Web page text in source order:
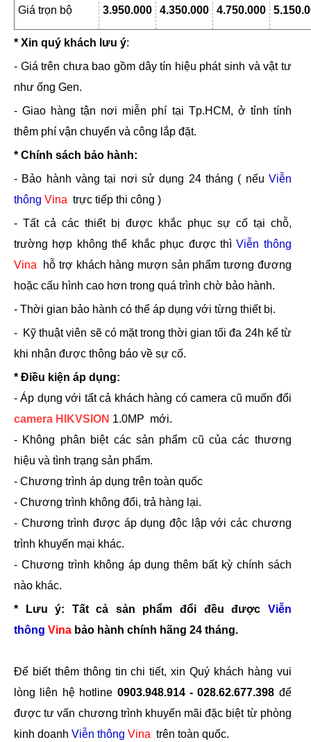
Giá trọn bộ 3.950.000 4.350.000 4.750.000
* Xin quý khách lưu ý:
- Giá trên chưa bao gồm dây tín hiệu phát sinh và vật tư
như ống Gen.
- Giao hàng tận nơi miễn phí tại Tp.HCM, ở tỉnh tính
thêm phí vận chuyển và công lắp đặt.
* Chính sách bảo hành:
- Bảo hành vàng tại nơi sử dụng 24 tháng ( nếu Viễn
thông Vina trực tiếp thi công )
- Tất cả các thiết bị được khắc phục sự cố tại chỗ,
trường hợp không thể khắc phục được thìViễn thông
Vina hỗ trợ khách hàng mượn sản phẩm tương đương
hoặc cấu hình cao hơn trong quá trình chờ bảo hành.
- Thời gian bảo hành có thể áp dụng với từng thiết bị.
- Kỹ thuật viên sẽ có mặt trong thời gian tối đa 24h kể từ
khi nhận được thông báo về sự cố.
* Điều kiện áp dụng:
- Áp dụng với tất cả khách hàng có camera cũ muốn đổi
camera HIKVSION 1.0MP mới.
- Không phân biệt các sản phẩm cũ của các thương
hiệu và tình trạng sản phẩm.
- Chương trình áp dụng trên toàn quốc
- Chương trình không đổi, trả hàng lại.
- Chương trình được áp dụng độc lập với các chương
trình khuyến mại khác.
- Chương trình không áp dụng thêm bất kỳ chính sách
nào khác.
* Lưu ý: Tất cả sản phẩm đổi đều được Viễn
thông Vina bảo hành chính hãng 24 tháng.
Để biết thêm thông tin chi tiết, xin Quý khách hàng vui
lòng liên hệ hotline 0903.948.914 - 028.62.677.398 để
được tư vấn chương trình khuyến mãi đặc biệt từ phòng
kinh doanh Viễn thông Vina trên toàn quốc.